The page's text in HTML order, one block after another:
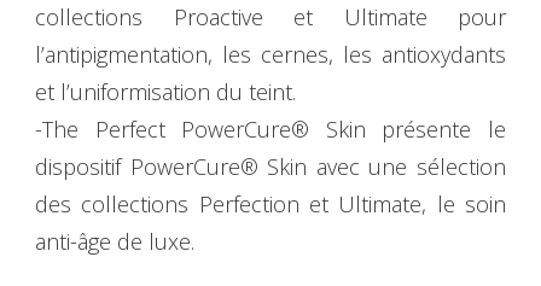
collections Proactive et Ultimate pour
l’antipigmentation, les cernes, les antioxydants
et l’uniformisation du teint.
-The Perfect PowerCure® Skin présente le
dispositif PowerCure® Skin avec une sélection
des collections Perfection et Ultimate, le soin
anti-âge de luxe.